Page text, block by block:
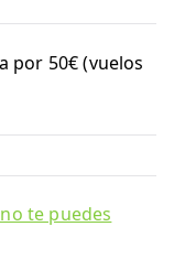
por 50€ (vuelos
te puedes